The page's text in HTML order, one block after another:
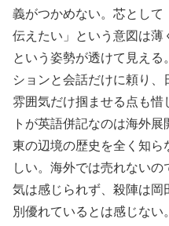
義がつかめない。芯として
伝えたい」という意図は薄
という姿勢が透けて見え
ションと会話だけに頼り
雰囲気だけ掴ませる点も惜
トが英語併記なのは海外展
東の辺境の歴史を全く知
しい。海外では売れない
気は感じられず、殺陣は
別優れているとは感じな